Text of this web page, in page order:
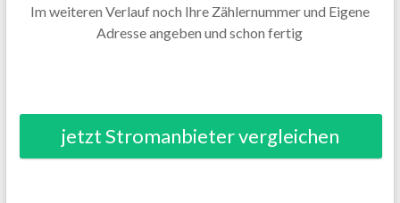
Im weiteren Verlauf noch Ihre Zählernummer und Eigene
Adresse angeben und schon fertig
jetzt Stromanbieter vergleichen